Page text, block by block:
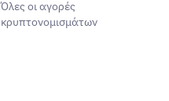
Όλες οι αγορές
κρυπτονομισμάτων